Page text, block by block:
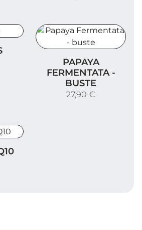
PAPAYA
FERMENTATA -
BUSTE
27,90 €